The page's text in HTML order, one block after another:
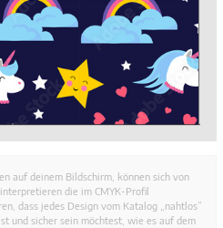
auf deinem Bildschirm, können sich von
die im CMYK-Profil
dass jedes Design vom Katalog „nahtlos”
und sicher sein möchtest, wie es auf dem